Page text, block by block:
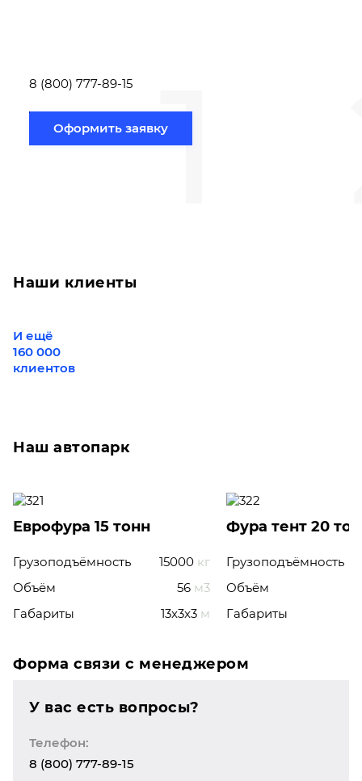
1
8 (800) 777-89-15
Оформить заявку
Наши клиенты
И ещё
160 000
клиентов
Наш автопарк
Еврофура 15 тонн
Грузоподъёмность 15000 кг
Объём
56 м3
Габариты
13x3x3 м
Фура тент 20
Грузоподъёмность
Объём
Габариты
Форма связи с менеджером
У вас есть вопросы?
Телефон:
8 (800) 777-89-15